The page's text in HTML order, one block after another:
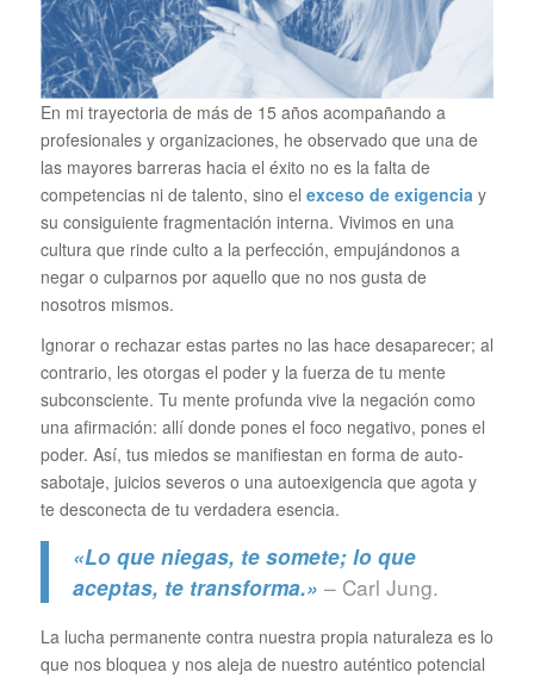
En mi trayectoria de más de 15 años acompañando a
profesionales y organizaciones, he observado que una de
las mayores barreras hacia el éxito no es la falta de
competencias ni de talento, sino el exceso de exigencia y
su consiguiente fragmentación interna. Vivimos en una
cultura que rinde culto a la perfección, empujándonos a
negar o culparnos por aquello que no nos gusta de
nosotros mismos.
Ignorar o rechazar estas partes no las hace desaparecer; al
contrario, les otorgas el poder y la fuerza de tu mente
subconsciente. Tu mente profunda vive la negación como
una afirmación: allí donde pones el foco negativo, pones el
poder. Así, tus miedos se manifiestan en forma de auto-
sabotaje, juicios severos o una autoexigencia que agota y
te desconecta de tu verdadera esencia.
«Lo que niegas, te somete; lo que
aceptas, te transforma.» – Carl Jung.
La lucha permanente contra nuestra propia naturaleza es lo
que nos bloquea y nos aleja de nuestro auténtico potencial